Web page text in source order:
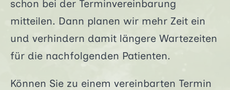
schon bei der Terminvereinbarung
mitteilen. Dann planen wir mehr Zeit ein
und verhindern damit längere Wartezeiten
für die nachfolgenden Patienten.
Können Sie zu einem vereinbarten Termin